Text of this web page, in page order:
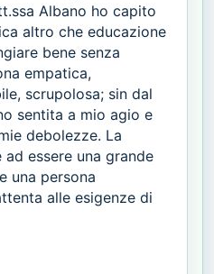
Albano ho capito
altro che educazione
bene senza
empatica,
scrupolosa; sin dal
sentita a mio agio e
debolezze. La
essere una grande
una persona
alle esigenze di